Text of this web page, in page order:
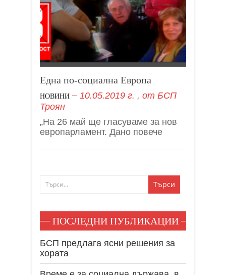
Една по-социална Европа
НОВИНИ 10.05.2019 г. , от БСП
Троян
„На 26 май ще гласуваме за нов
европарламент. Дано повече
ПОСЛЕДНИ ПУБЛИКАЦИИ
БСП предлага ясни решения за
хората